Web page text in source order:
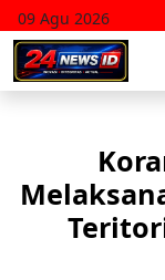
09 Agu 2026